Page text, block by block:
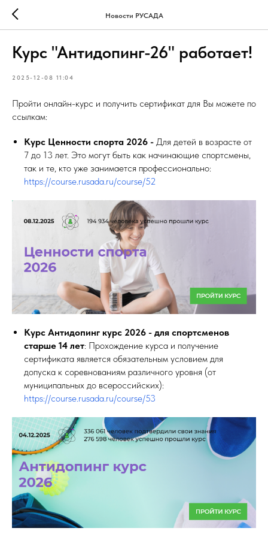
Новости РУСАДА
Курс "Антидопинг-26" работает!
2025-12-08 11:04
Пройти онлайн-курс и получить сертификат для Вы можете по
ссылкам:
Курс Ценности спорта 2026 - Для детей в возрасте от
7 до 13 лет. Это могут быть как начинающие спортсмены,
так и те, кто уже занимается профессионально:
https://course.rusada.ru/course/52
Курс Антидопинг курс 2026 - для спортсменов
старше 14 лет: Прохождение курса и получение
сертификата является обязательным условием для
допуска к соревнованиям различного уровня (от
муниципальных до всероссийских):
https://course.rusada.ru/course/53